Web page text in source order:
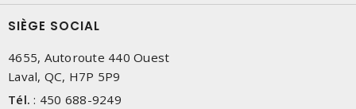
SIÈGE SOCIAL
4655, Autoroute 440 Ouest
Laval, QC, H7P 5P9
Tél. : 450 688-9249